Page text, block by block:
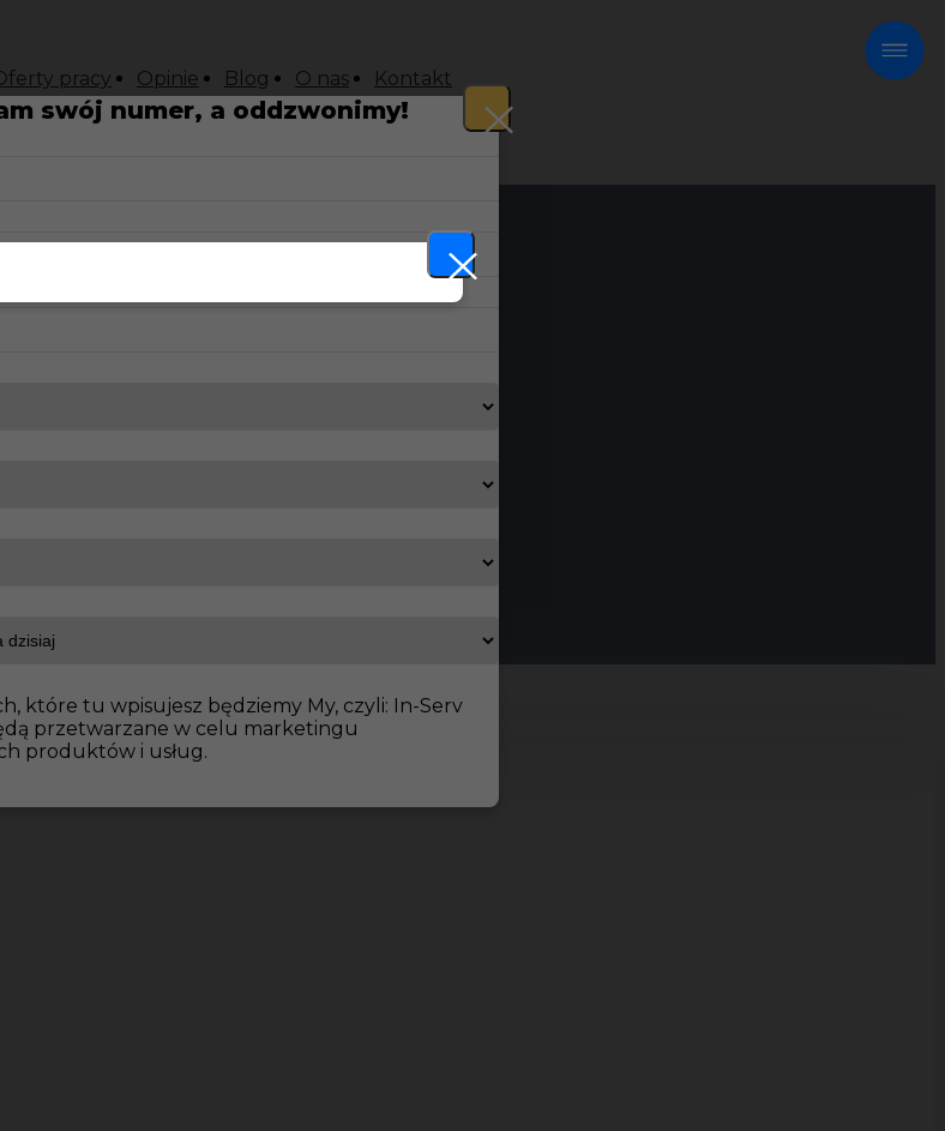
pracy Opinie Blog O nas Kontakt
swój numer, a oddzwonimy!
które tu wpisujesz będziemy My, czyli: In-Serv
przetwarzane w celu marketingu
produktów i usług.